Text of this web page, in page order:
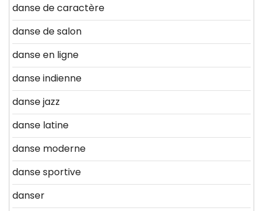
danse de caractère
danse de salon
danse en ligne
danse indienne
danse jazz
danse latine
danse moderne
danse sportive
danser